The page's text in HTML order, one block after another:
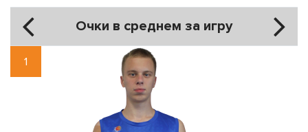
Очки в среднем за игру
1